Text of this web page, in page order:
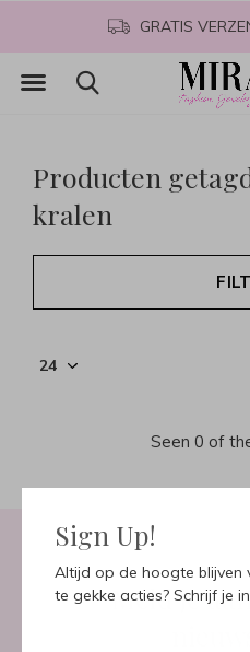
Sign Up!
Altijd op de hoogte blijven
te gekke acties? Schrijf je
GRATIS
Producten
kralen
Seen 0 of
Meld je